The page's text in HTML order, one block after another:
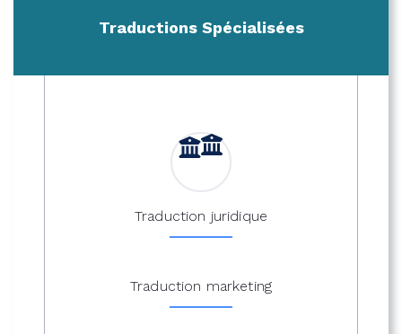
Traductions Spécialisées
Traduction juridique
Traduction marketing